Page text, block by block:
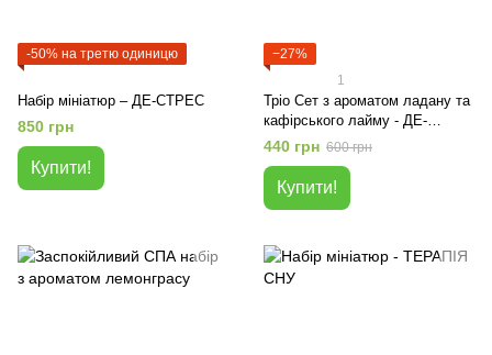
-50% на третю одиницю
Набір мініатюр – ДЕ-СТРЕС
850 грн
Купити!
−27%
1
Тріо Сет з ароматом ладану та
кафірського лайму - ДЕ-
СТРЕС
440 грн 600 грн
Купити!